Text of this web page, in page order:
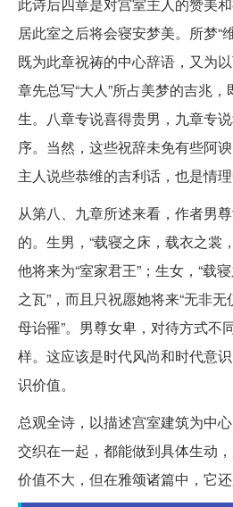
居此室之后将会寝安梦美。所梦“
既为此章祝祷的中心辞语，又为
章先总写“大人”所占美梦的吉兆
生。八章专说喜得贵男，九章专
序。当然，这些祝辞未免有些阿
主人说些恭维的吉利话，也是情理
从第八、九章所述来看，作者男
的。生男，“载寝之床，载衣之裳
他将来为“室家君王”；生女，“载
之瓦”，而且只祝愿她将来“无非
母诒罹”。男尊女卑，对待方式不
样。这应该是时代风尚和时代意
识价值。
总观全诗，以描述宫室建筑为中
交织在一起，都能做到具体生动
价值不大，但在雅颂诸篇中，它还